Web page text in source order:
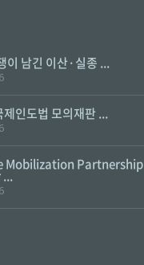
이 남긴 이산·실종 ...
인도법 모의재판 ...
Mobilization Partnership